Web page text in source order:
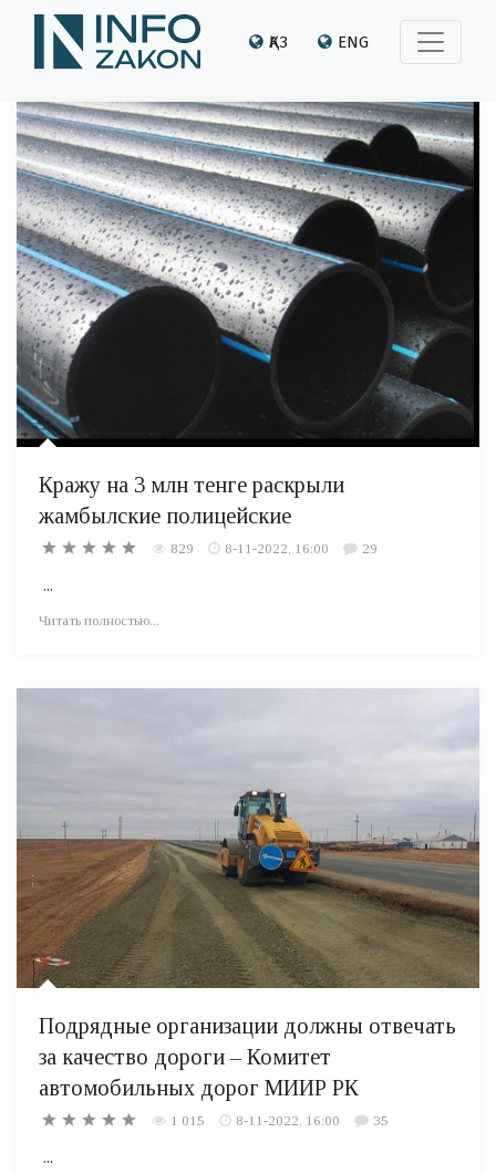
ҚАЗ ENG
Кражу на 3 млн тенге раскрыли
жамбылские полицейские
829 8-11-2022, 16:00 29
...
Читать полностью...
Подрядные организации должны отвечать
за качество дороги – Комитет
автомобильных дорог МИИР РК
1 015 8-11-2022, 16:00 35
...